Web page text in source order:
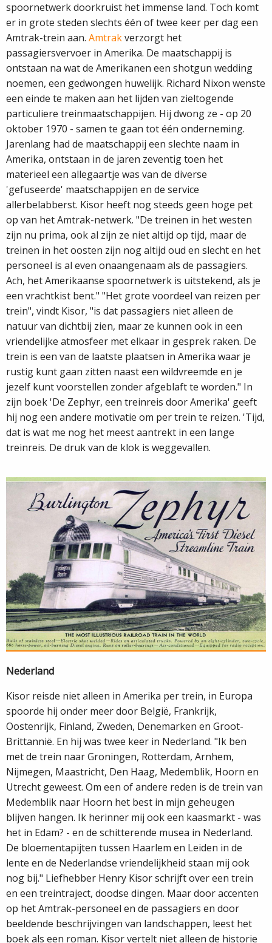
spoornetwerk doorkruist het immense land. Toch komt
er in grote steden slechts één of twee keer per dag een
Amtrak-­trein aan. Amtrakverzorgt het
passagiersvervoer in Amerika. De maatschappij is
ontstaan na wat de Amerikanen een shotgun wedding
noemen, een gedwongen huwelijk. Richard Nixon wenste
een einde te maken aan het lijden van zieltogende
particuliere treinmaatschappijen. Hij dwong ze - op 20
oktober 1970 - samen te gaan tot één onderneming.
Jarenlang had de maatschappij een slechte naam in
Amerika, ontstaan in de jaren zeventig toen het
materieel een allegaartje was van de diverse
'gefuseerde' maatschappijen en de service
allerbelabberst. Kisor heeft nog steeds geen hoge pet
op van het Amtrak­-netwerk. "De treinen in het westen
zijn nu prima, ook al zijn ze niet altijd op tijd, maar de
treinen in het oosten zijn nog altijd oud en slecht en het
personeel is al even onaangenaam als de passagiers.
Ach, het Amerikaanse spoornetwerk is uitstekend, als je
een vrachtkist bent." "Het grote voordeel van reizen per
trein", vindt Kisor, "is dat passagiers niet alleen de
natuur van dichtbij zien, maar ze kunnen ook in een
vriendelijke atmosfeer met elkaar in gesprek raken. De
trein is een van de laatste plaatsen in Amerika waar je
rustig kunt gaan zitten naast een wildvreemde en je
jezelf kunt voorstellen zonder afgeblaft te worden." In
zijn boek 'De Zephyr, een treinreis door Amerika' geeft
hij nog een andere motivatie om per trein te reizen. 'Tijd,
dat is wat me nog het meest aantrekt in een lange
treinreis. De druk van de klok is weggevallen.
Nederland
Kisor reisde niet alleen in Amerika per trein, in Europa
spoorde hij onder meer door België, Frankrijk,
Oostenrijk, Finland, Zweden, Denemarken en Groot­-
Brittannië. En hij was twee keer in Nederland. "Ik ben
met de trein naar Groningen, Rotterdam, Arnhem,
Nijmegen, Maastricht, Den Haag, Medemblik, Hoorn en
Utrecht geweest. Om een of andere reden is de trein van
Medemblik naar Hoorn het best in mijn geheugen
blijven hangen. Ik herinner mij ook een kaasmarkt - was
het in Edam? - en de schitterende musea in Nederland.
De bloementapijten tussen Haarlem en Leiden in de
lente en de Nederlandse vriendelijkheid staan mij ook
nog bij." Liefhebber Henry Kisor schrijft over een trein
en een treintraject, doodse dingen. Maar door accenten
op het Amtrak-­personeel en de passagiers en door
beeldende beschrijvingen van landschappen, leest het
boek als een roman. Kisor vertelt niet alleen de historie